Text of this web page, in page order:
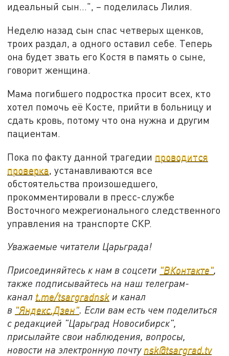
идеальный сын…", – поделилась Лилия.
Неделю назад сын спас четверых щенков,
троих раздал, а одного оставил себе. Теперь
она будет звать его Костя в память о сыне,
говорит женщина.
Мама погибшего подростка просит всех, кто
хотел помочь её Косте, прийти в больницу и
сдать кровь, потому что она нужна и другим
пациентам.
Пока по факту данной трагедии проводится
проверка , устанавливаются все
обстоятельства произошедшего,
прокомментировали в пресс-службе
Восточного межрегионального следственного
управления на транспорте СКР.
Уважаемые читатели Царьграда!
Присоединяйтесь к нам в соцсети "ВКонтакте",
также подписывайтесь на наш телеграм-
канал t.me/tsargradnsk и канал
в "Яндекс.Дзен". Если вам есть чем поделиться
с редакцией "Царьград Новосибирск",
присылайте свои наблюдения, вопросы,
новости на электронную почту nsk@tsargrad.tv